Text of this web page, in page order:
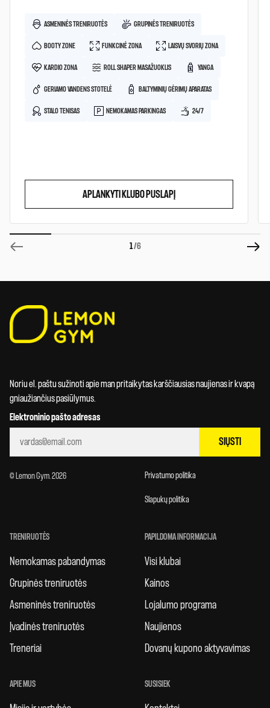
ASMENINĖS TRENIRUOTĖS GRUPINĖS TRENIRUOTĖS
BOOTY ZONE FUNKCINĖ ZONA LAISVŲ SVORIŲ ZONA
KARDIO ZONA ROLL SHAPER MASAŽUOKLIS YANGA
GERIAMO VANDENS STOTELĖ BALTYMINIŲ GĖRIMŲ APARATAS
STALO TENISAS NEMOKAMAS PARKINGAS 24/7
APLANKYTI KLUBO PUSLAPĮ
1/6
Noriu el. paštu sužinoti apie man pritaikytas karščiausias naujienas ir kvapą
gniaužiančius pasiūlymus.
Elektroninio pašto adresas
SIŲSTI
© Lemon Gym. 2026 Privatumo politika
Slapukų politika
TRENIRUOTĖS
Nemokamas pabandymas
Grupinės treniruotės
Asmeninės treniruotės
Įvadinės treniruotės
Treneriai
PAPILDOMA INFORMACIJA
Visi klubai
Kainos
Lojalumo programa
Naujienos
Dovanų kupono aktyvavimas
APIE MUS SUSISIEK